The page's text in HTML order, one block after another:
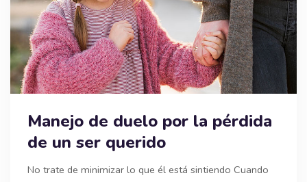
Manejo de duelo por la pérdida
de un ser querido
No trate de minimizar lo que él está sintiendo Cuando